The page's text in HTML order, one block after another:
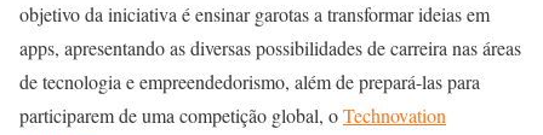
objetivo da iniciativa é ensinar garotas a transformar ideias em
apps, apresentando as diversas possibilidades de carreira nas áreas
de tecnologia e empreendedorismo, além de prepará-las para
participarem de uma competição global, oTechnovation